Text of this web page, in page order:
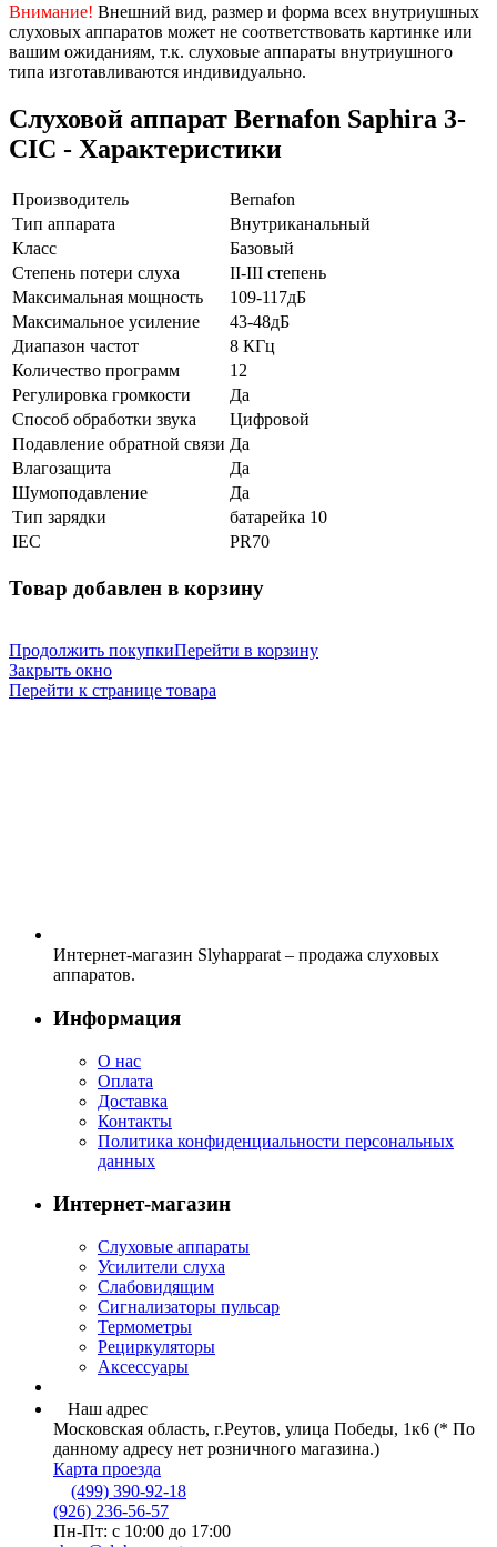
Внимание! Внешний вид, размер и форма всех внутриушных
слуховых аппаратов может не соответствовать картинке или
вашим ожиданиям, т.к. слуховые аппараты внутриушного
типа изготавливаются индивидуально.
Слуховой аппарат Bernafon Saphira 3-
CIC - Характеристики
Производитель
Bernafon
Тип аппарата
Внутриканальный
Класс
Базовый
Степень потери слуха
II-III степень
Максимальная мощность
109-117дБ
Максимальное усиление
43-48дБ
Диапазон частот
8 КГц
Количество программ
12
Регулировка громкости
Да
Способ обработки звука
Цифровой
Подавление обратной связи Да
Влагозащита
Да
Шумоподавление
Да
Тип зарядки
батарейка 10
IEC
PR70
Товар добавлен в корзину
Продолжить покупкиПерейти в корзину
Закрыть окно
Перейти к странице товара
Интернет-магазин Slyhapparat – продажа слуховых
аппаратов.
Информация
О нас
Оплата
Доставка
Контакты
Политика конфиденциальности персональных
данных
Интернет-магазин
Слуховые аппараты
Усилители слуха
Слабовидящим
Сигнализаторы пульсар
Термометры
Рециркуляторы
Аксессуары
Наш адрес
Московская область, г.Реутов, улица Победы, 1к6 (* По
данному адресу нет розничного магазина.)
Карта проезда
(499) 390-92-18
(926) 236-56-57
Пн-Пт: с 10:00 до 17:00